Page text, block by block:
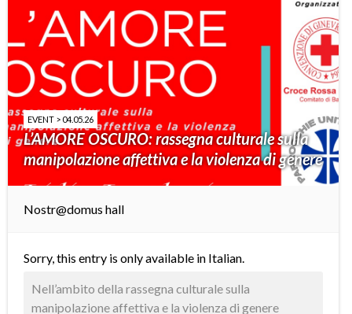
EVENT > 04.05.26
L’AMORE OSCURO: rassegna culturale sulla
manipolazione affettiva e la violenza di genere
Nostr@domus hall
Sorry, this entry is only available in Italian.
Nell’ambito della rassegna culturale sulla
manipolazione affettiva e la violenza di genere